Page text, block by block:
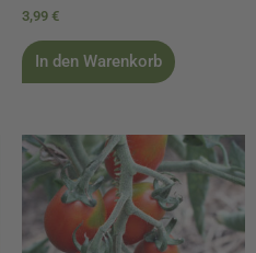
3,99 €
In den Warenkorb